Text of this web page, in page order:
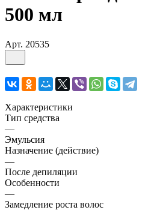
500 мл
Арт. 20535
Характеристики
Тип средства
—
Эмульсия
Назначение (действие)
—
После депиляции
Особенности
—
Замедление роста волос